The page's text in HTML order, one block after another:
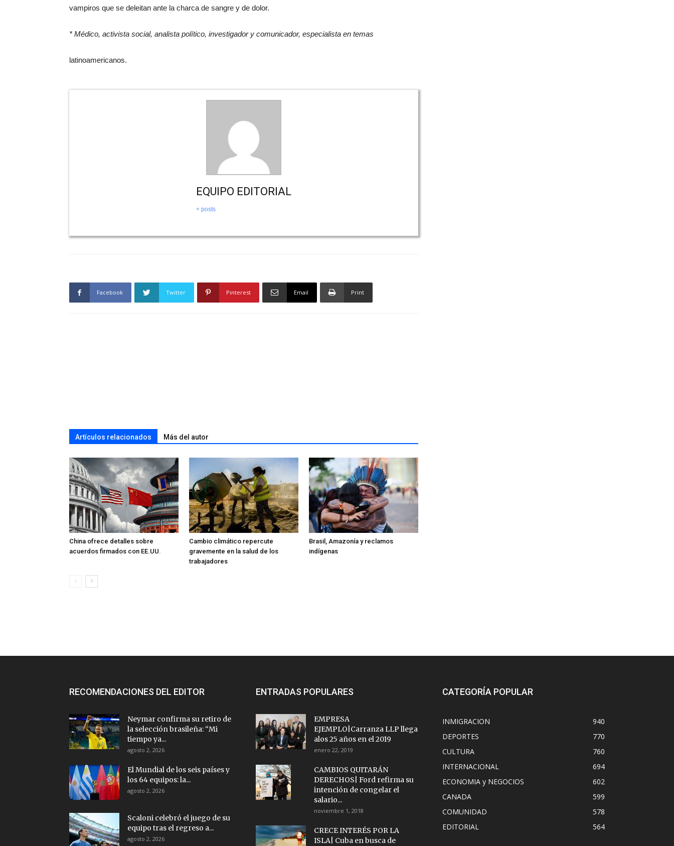
vampiros que se deleitan ante la charca de sangre y de dolor.
* Médico, activista social, analista político, investigador y comunicador, especialista en temas
latinoamericanos.
EQUIPO EDITORIAL
+ posts
Facebook Twitter Pinterest Email Print
Artículos relacionados Más del autor
China ofrece detalles sobre
acuerdos firmados con EE.UU.
Cambio climático repercute
gravemente en la salud de los
trabajadores
Brasil, Amazonía y reclamos
indígenas
RECOMENDACIONES DEL EDITOR
Neymar confirma su retiro de
la selección brasileña: “Mi
tiempo ya...
agosto 2, 2026
El Mundial de los seis países y
los 64 equipos: la...
agosto 2, 2026
Scaloni celebró el juego de su
equipo tras el regreso a...
agosto 2, 2026
ENTRADAS POPULARES
EMPRESA
EJEMPLO|Carranza LLP llega
alos 25 años en el 2019
enero 22, 2019
CAMBIOS QUITARÁN
DERECHOS| Ford refirma su
intención de congelar el
salario...
noviembre 1, 2018
CRECE INTERÉS POR LA
ISLA| Cuba en busca de
CATEGORÍA POPULAR
INMIGRACION
940
DEPORTES
770
CULTURA
760
INTERNACIONAL
694
ECONOMIA y NEGOCIOS
602
CANADA
599
COMUNIDAD
578
EDITORIAL
564